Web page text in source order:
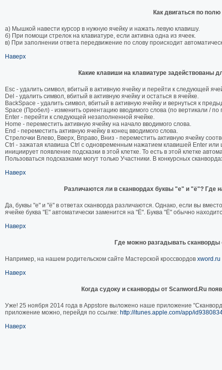
Как двигаться по
а) Мышкой навести курсор в нужную ячейку и нажать левую клавишу.
б) При помощи стрелок на клавиатуре, если активна одна из ячеек.
в) При заполнении ответа передвижение по слову происходит
Наверх
Какие клавиши на клавиатуре задействованы
Esc - удалить символ, вбитый в активную ячейку и перейти к следующей
Del - удалить символ, вбитый в активную ячейку и остаться в ячейке.
BackSpace - удалить символ, вбитый в активную ячейку и вернуться к
Space (Пробел) - изменить ориентацию вводимого слова (по вертикали / по
Enter - перейти к следующей незаполненной ячейке.
Home - переместить активную ячейку на начало вводимого слова.
End - переместить активную ячейку в конец вводимого слова.
Стрелочки Влево, Вверх, Вправо, Вниз - переместить активную ячейку
Ctrl - зажатая клавиша Ctrl с одновременным нажатием клавишей Enter или
инициирует появление подсказки в этой клетке. То есть в этой клетке
Пользоваться подсказками могут только Участники. В конкурсных
Наверх
Различаются ли в сканвордах буквы "е" и "ё"? Где
Да, буквы "е" и "ё" в ответах сканворда различаются. Однако, если вы
ячейке буква "Е" автоматически заменится на "Ё". Буква "Ё" обычно
Наверх
Где можно разгадывать сканворды
Например, на нашем родительском сайте Мастерской кроссвордов xword.ru
Наверх
Когда судоку и сканворды от Scanword.Ru
Уже! 25 ноября 2014 года в Appstore выложено наше приложение
приложение можно, перейдя по ссылке: http://itunes.apple.com/app/
Наверх